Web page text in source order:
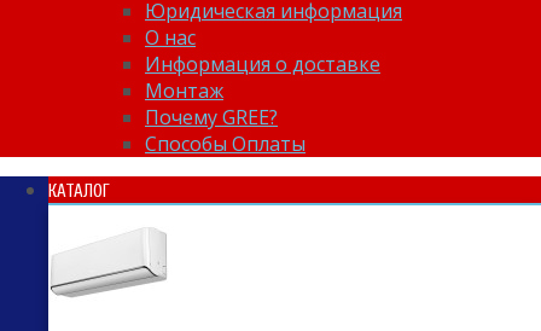
Юридическая информация
О нас
Информация о доставке
Монтаж
Почему GREE?
Способы Оплаты
КАТАЛОГ